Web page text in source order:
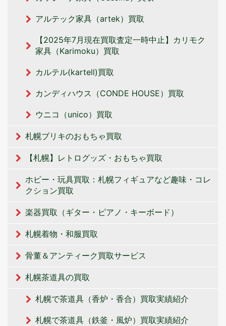
アルテック家具（artek）買取
【2025年7月現在買取査定一時中止】カリモク
家具（Karimoku）買取
カルテル(kartell)買取
カンディハウス（CONDE HOUSE）買取
ウニコ（unico）買取
札幌ブリキのおもちゃ買取
【札幌】レトログッズ・おもちゃ買取
ホビー・玩具買取：札幌フィギュアなど趣味・コレ
クション買取
楽器買取（ギター・ピアノ・キーボード）
札幌着物・和服買取
骨董＆アンティーク買取サービス
札幌茶道具の買取
札幌で茶道具（香炉・香合）買取実績紹介
札幌で茶道具（鉄釜・風炉）買取実績紹介